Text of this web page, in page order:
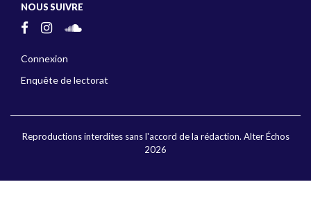
NOUS SUIVRE
Connexion
Enquête de lectorat
Reproductions interdites sans l'accord de la rédaction. Alter Échos
2026